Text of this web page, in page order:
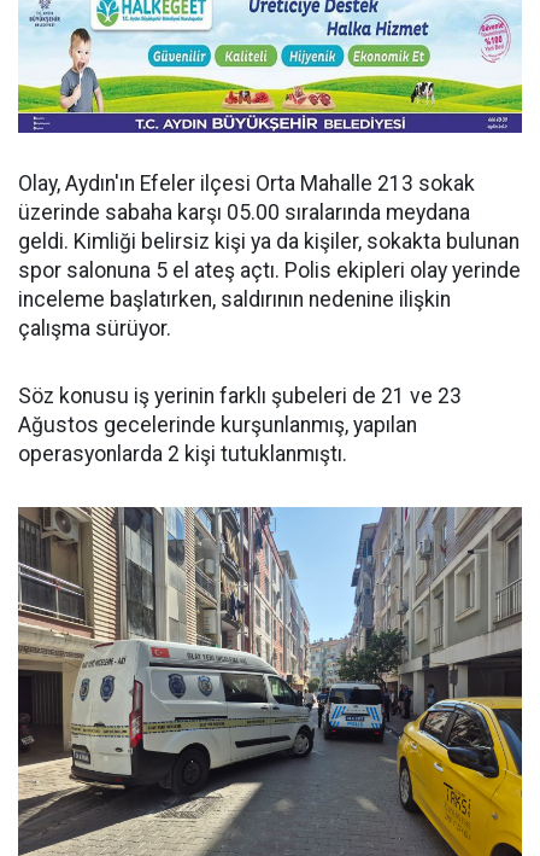
Olay, Aydın'ın Efeler ilçesi Orta Mahalle 213 sokak
üzerinde sabaha karşı 05.00 sıralarında meydana
geldi. Kimliği belirsiz kişi ya da kişiler, sokakta bulunan
spor salonuna 5 el ateş açtı. Polis ekipleri olay yerinde
inceleme başlatırken, saldırının nedenine ilişkin
çalışma sürüyor.
Söz konusu iş yerinin farklı şubeleri de 21 ve 23
Ağustos gecelerinde kurşunlanmış, yapılan
operasyonlarda 2 kişi tutuklanmıştı.